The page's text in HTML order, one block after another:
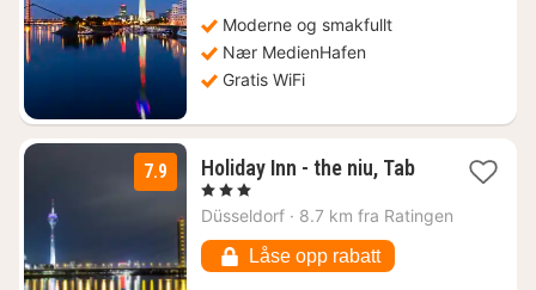
1210
kr.
Moderne og smakfullt
Nær MedienHafen
Gratis WiFi
7.9 Holiday Inn - the niu, Tab1
fra
704
, 3 Stjerner
Düsseldorf · 8.7 km fra Ratingen
Låse opp rabatt